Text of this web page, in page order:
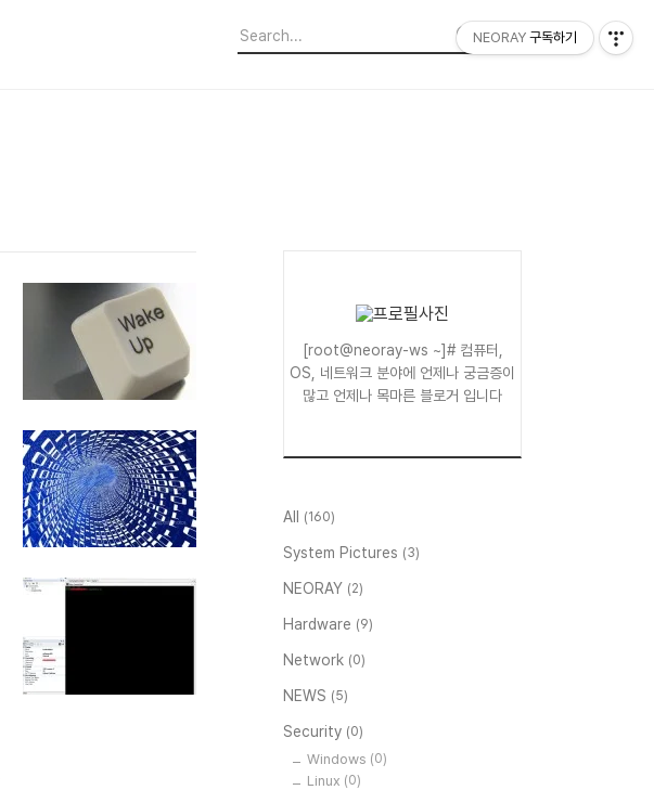
[root@neoray-ws ~]# 컴퓨터,
OS, 네트워크 분야에 언제나 궁금증이
많고 언제나 목마른 블로거 입니다
All (160)
System Pictures (3)
NEORAY (2)
Hardware (9)
Network (0)
NEWS (5)
Security (0)
Windows (0)
Linux (0)
NEORAY 구독하기